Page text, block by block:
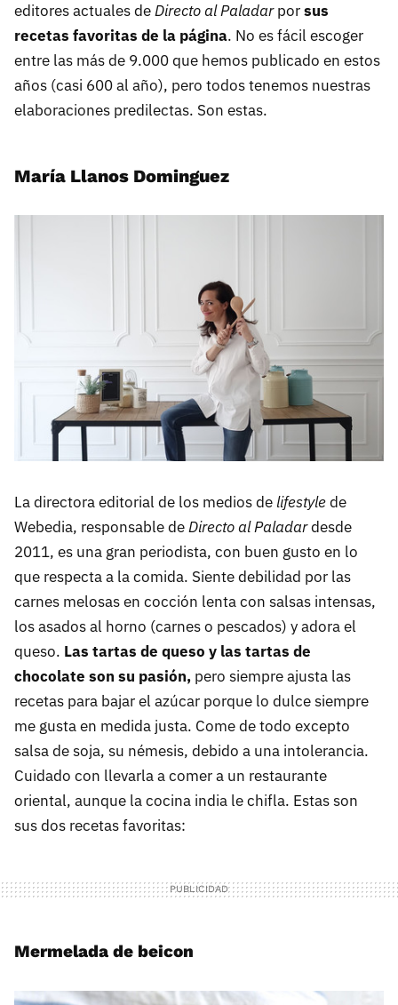
editores actuales deDirecto al Paladarporsus
recetas favoritas de la página. No es fácil escoger
entre las más de 9.000 que hemos publicado en estos
años (casi 600 al año), pero todos tenemos nuestras
elaboraciones predilectas. Son estas.
María Llanos Dominguez
La directora editorial de los medios de lifestylede
Webedia, responsable deDirecto al Paladardesde
2011, es una gran periodista, con buen gusto en lo
que respecta a la comida. Siente debilidad por las
carnes melosas en cocción lenta con salsas intensas,
los asados al horno (carnes o pescados) y adora el
queso. Las tartas de queso y las tartas de
chocolate son su pasión, pero siempre ajusta las
recetas para bajar el azúcar porque lo dulce siempre
me gusta en medida justa. Come de todo excepto
salsa de soja, su némesis, debido a una intolerancia.
Cuidado con llevarla a comer a un restaurante
oriental, aunque la cocina india le chifla. Estas son
sus dos recetas favoritas:
Mermelada de beicon